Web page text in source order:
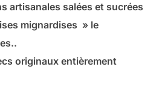
artisanales salées et sucrées
mignardises » le
originaux entièrement